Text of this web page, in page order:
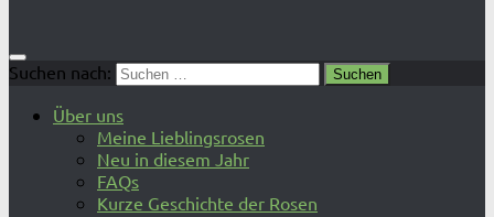
Suchen nach:
Über uns
Meine Lieblingsrosen
Neu in diesem Jahr
FAQs
Kurze Geschichte der Rosen